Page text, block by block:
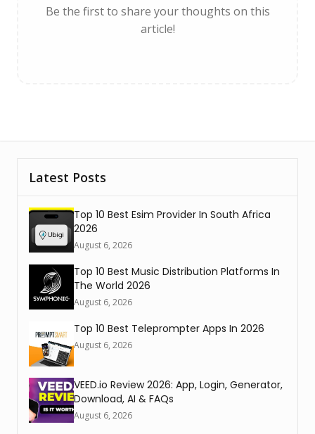
Be the first to share your thoughts on this
article!
Latest Posts
Top 10 Best Esim Provider In South Africa
2026
August 6, 2026
Top 10 Best Music Distribution Platforms In
The World 2026
August 6, 2026
Top 10 Best Teleprompter Apps In 2026
August 6, 2026
VEED.io Review 2026: App, Login, Generator,
Download, AI & FAQs
August 6, 2026